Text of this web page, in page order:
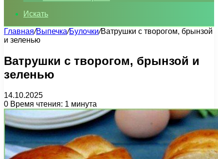
Искать
Главная/Выпечка/Булочки/Ватрушки с творогом, брынзой
и зеленью
Ватрушки с творогом, брынзой и
зеленью
14.10.2025
0 Время чтения: 1 минута